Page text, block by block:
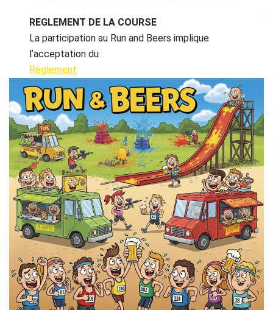
REGLEMENT DE LA COURSE
La participation au Run and Beers implique
l’acceptation du
Règlement